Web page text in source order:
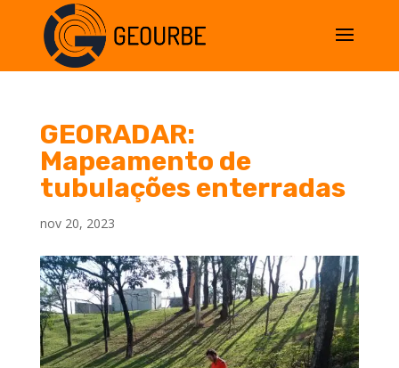
GEORADAR:
Mapeamento de
tubulações enterradas
nov 20, 2023